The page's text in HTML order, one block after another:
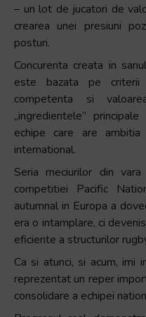
– un lot de jucatori de
crearea unei presiuni
posturi.
Concurenta creata in
este bazata pe criterii
competenta si
„ingredientele”
echipe care are
international.
Seria meciurilor din
competitiei Pacific
autumnal in Europa a
era o intamplare, ci
eficiente a structurilor
Ca si atunci, si acum, imi
reprezentat un reper
consolidare a echipei